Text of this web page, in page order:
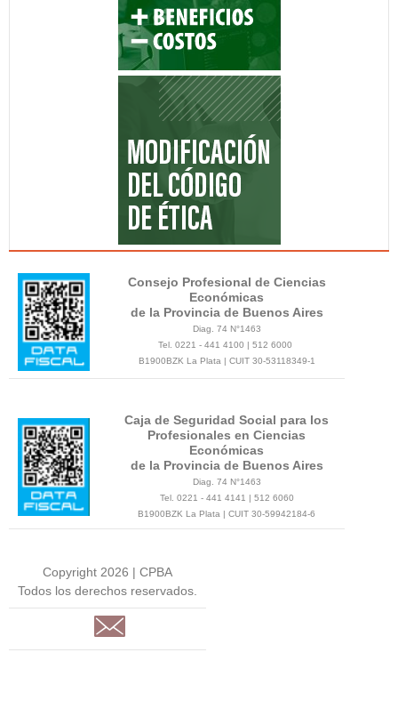
Consejo Profesional de Ciencias
Económicas
de la Provincia de Buenos Aires
Diag. 74 N°1463
Tel. 0221 - 441 4100 | 512 6000
B1900BZK La Plata | CUIT 30-53118349-1
Caja de Seguridad Social para los
Profesionales en Ciencias
Económicas
de la Provincia de Buenos Aires
Diag. 74 N°1463
Tel. 0221 - 441 4141 | 512 6060
B1900BZK La Plata | CUIT 30-59942184-6
Copyright 2026 | CPBA
Todos los derechos reservados.